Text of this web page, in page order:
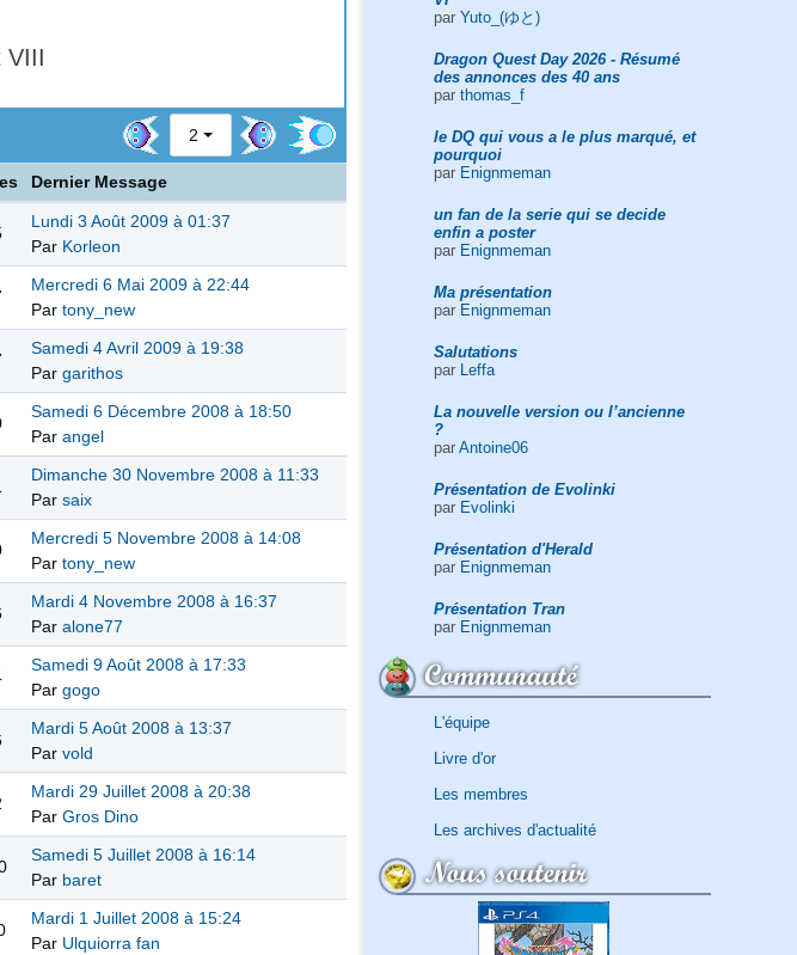
par Yuto_(ゆと)
Dragon Quest Day 2026 - Résumé
des annonces des 40 ans
par thomas_f
le DQ qui vous a le plus marqué, et
pourquoi
par Enignmeman
un fan de la serie qui se decide
enfin a poster
par Enignmeman
Ma présentation
par Enignmeman
Salutations
par
Leffa
La nouvelle version ou l’ancienne
?
par Antoine06
Présentation de Evolinki
par Evolinki
Présentation d'Herald
par Enignmeman
Présentation Tran
par Enignmeman
Communauté
L'équipe
Livre d'or
Les membres
Les archives d'actualité
Nous soutenir
VIII
2
Dernier Message
Lundi 3 Août 2009 à 01:37
Par Korleon
Mercredi 6 Mai 2009 à 22:44
Par tony_new
Samedi 4 Avril 2009 à 19:38
Par garithos
Samedi 6 Décembre 2008 à 18:50
Par angel
Dimanche 30 Novembre 2008 à 11:33
Par saix
Mercredi 5 Novembre 2008 à 14:08
Par tony_new
Mardi 4 Novembre 2008 à 16:37
Par alone77
Samedi 9 Août 2008 à 17:33
Par gogo
Mardi 5 Août 2008 à 13:37
Par vold
Mardi 29 Juillet 2008 à 20:38
Par Gros Dino
Samedi 5 Juillet 2008 à 16:14
Par baret
Mardi 1 Juillet 2008 à 15:24
Par Ulquiorra fan